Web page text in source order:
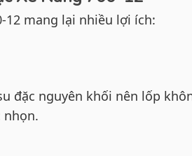
12 mang lại nhiều lợi ích:
đặc nguyên khối nên lốp
nhọn.